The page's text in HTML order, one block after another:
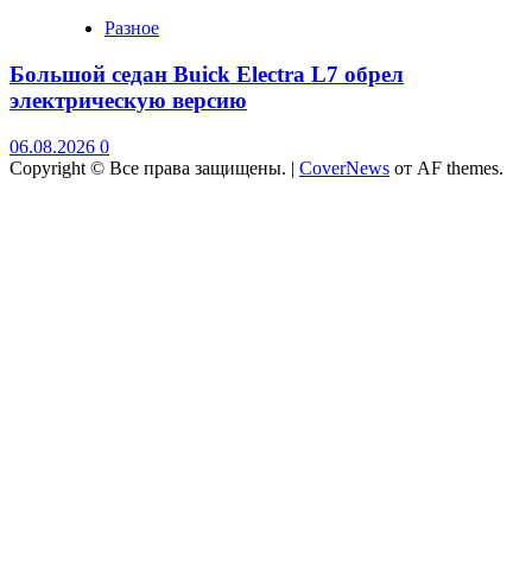
Разное
Большой седан Buick Electra L7 обрел
электрическую версию
06.08.2026 0
Copyright © Все права защищены. | CoverNews от AF themes.